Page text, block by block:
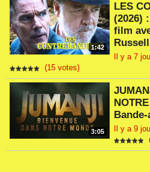
1:42
LES
(2026)
film
Il y a 7
(15 votes)
3:05
Il y a 9